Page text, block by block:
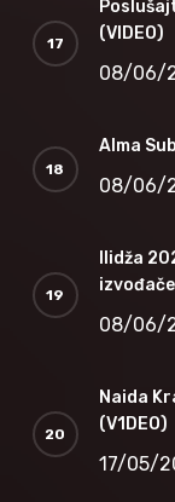
(VIDEO)
08/06/
Alma
08/06/
Ilidža
izvođače
08/06/
Naida
(V1DEO)
17/05/